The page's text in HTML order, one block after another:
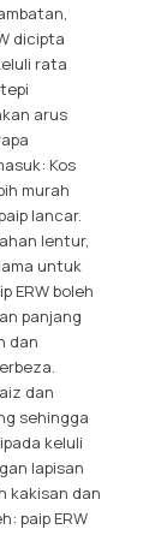
dicipta
rata
arus
Kos
murah
lancar.
lentur,
untuk
ERW boleh
panjang
dan
dan
sehingga
keluli
lapisan
kakisan dan
paip ERW